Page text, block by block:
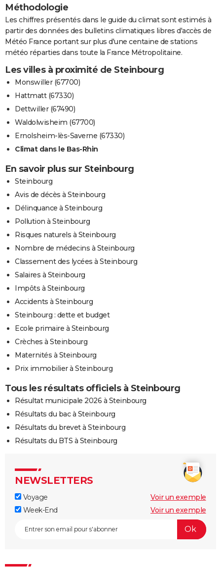
Méthodologie
Les chiffres présentés dans le guide du climat sont estimés à
partir des données des bulletins climatiques libres d'accès de
Météo France portant sur plus d'une centaine de stations
météo réparties dans toute la France Métropolitaine.
Les villes à proximité de Steinbourg
Monswiller (67700)
Hattmatt (67330)
Dettwiller (67490)
Waldolwisheim (67700)
Ernolsheim-lès-Saverne (67330)
Climat dans le Bas-Rhin
En savoir plus sur Steinbourg
Steinbourg
Avis de décès à Steinbourg
Délinquance à Steinbourg
Pollution à Steinbourg
Risques naturels à Steinbourg
Nombre de médecins à Steinbourg
Classement des lycées à Steinbourg
Salaires à Steinbourg
Impôts à Steinbourg
Accidents à Steinbourg
Steinbourg : dette et budget
Ecole primaire à Steinbourg
Crèches à Steinbourg
Maternités à Steinbourg
Prix immobilier à Steinbourg
Tous les résultats officiels à Steinbourg
Résultat municipale 2026 à Steinbourg
Résultats du bac à Steinbourg
Résultats du brevet à Steinbourg
Résultats du BTS à Steinbourg
NEWSLETTERS
Voyage
Voir un exemple
Week-End
Voir un exemple